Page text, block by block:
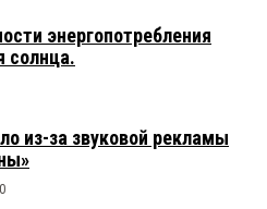
энергопотребления
солнца.
из-за звуковой рекламы